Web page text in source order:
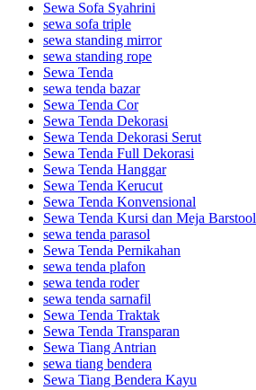
Sewa Sofa Syahrini
sewa sofa triple
sewa standing mirror
sewa standing rope
Sewa Tenda
sewa tenda bazar
Sewa Tenda Cor
Sewa Tenda Dekorasi
Sewa Tenda Dekorasi Serut
Sewa Tenda Full Dekorasi
Sewa Tenda Hanggar
Sewa Tenda Kerucut
Sewa Tenda Konvensional
Sewa Tenda Kursi dan Meja Barstool
sewa tenda parasol
Sewa Tenda Pernikahan
sewa tenda plafon
sewa tenda roder
sewa tenda sarnafil
Sewa Tenda Traktak
Sewa Tenda Transparan
Sewa Tiang Antrian
sewa tiang bendera
Sewa Tiang Bendera Kayu